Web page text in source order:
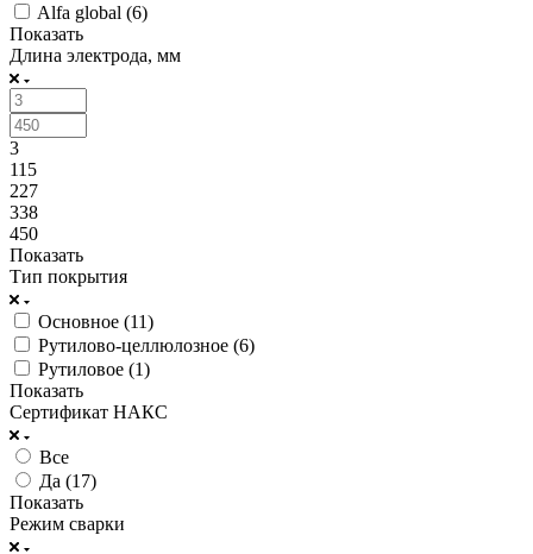
Alfa global (6)
Показать
Длина электрода, мм
3
115
227
338
450
Показать
Тип покрытия
Основное (11)
Рутилово-целлюлозное (6)
Рутиловое (1)
Показать
Сертификат НАКС
Все
Да (17)
Показать
Режим сварки